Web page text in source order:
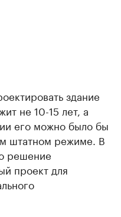
здание
не 10-15 лет, а
его можно было бы
штатном режиме. В
решение
проект для